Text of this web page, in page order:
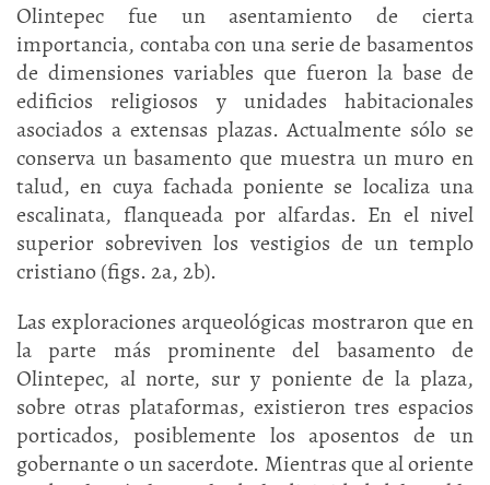
Olintepec fue un asentamiento de cierta
importancia, contaba con una serie de basamentos
de dimensiones variables que fueron la base de
edificios religiosos y unidades habitacionales
asociados a extensas plazas. Actualmente sólo se
conserva un basamento que muestra un muro en
talud, en cuya fachada poniente se localiza una
escalinata, flanqueada por alfardas. En el nivel
superior sobreviven los vestigios de un templo
cristiano (figs. 2a, 2b).
Las exploraciones arqueológicas mostraron que en
la parte más prominente del basamento de
Olintepec, al norte, sur y poniente de la plaza,
sobre otras plataformas, existieron tres espacios
porticados, posiblemente los aposentos de un
gobernante o un sacerdote. Mientras que al oriente